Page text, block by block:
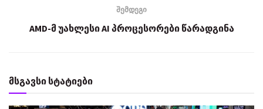
შემდეგი
AMD-მ უახლესი AI პროცესორები წარადგინა
მსგავსი სტატიები